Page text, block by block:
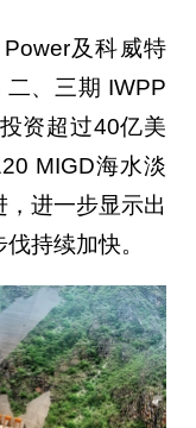
及科威特
、三期 IWPP
资超过40亿美
MIGD海水淡
进一步显示出
持续加快。